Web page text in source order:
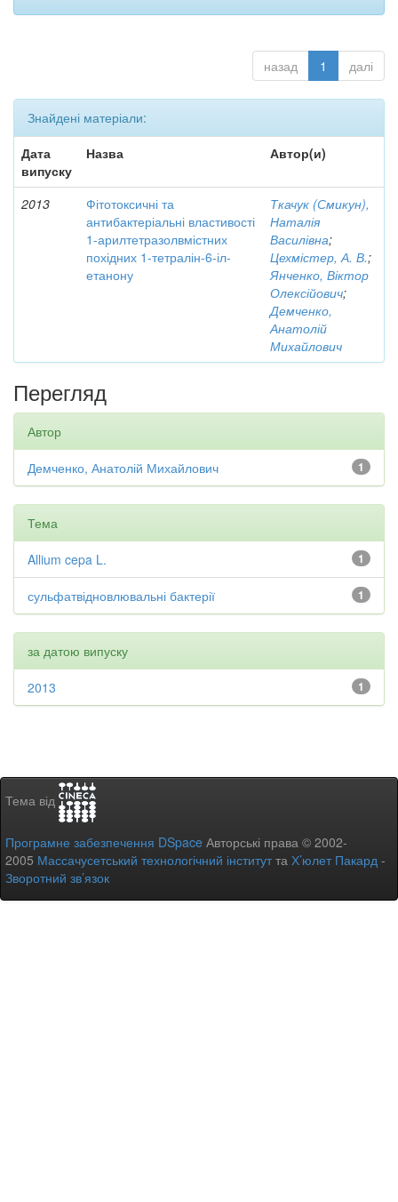
назад 1 далі
Знайдені матеріали:
Дата
випуску
Назва Автор(и)
2013
Фітотоксичні та
антибактеріальні властивості
1-арилтетразолвмістних
похідних 1-тетралін-6-іл-
етанону
Ткачук (Смикун),
Наталія
Василівна;
Цехмістер, А. В.;
Янченко, Віктор
Олексійович;
Демченко,
Анатолій
Михайлович
Перегляд
Автор
1
Демченко, Анатолій Михайлович
Тема
1
Allium cepa L.
1
сульфатвідновлювальні бактерії
за датою випуску
1
2013
Тема від
Програмне забезпечення DSpace Авторські права © 2002-
2005 Массачусетський технологічний інститутта Х’юлет Пакард -
Зворотний зв’язок